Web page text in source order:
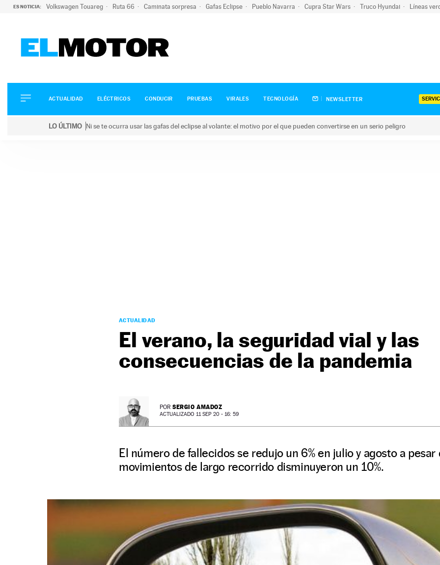
ES NOTICIA: Volkswagen Touareg Ruta 66 Caminata sorpresa Gafas Eclipse Pueblo Navarra Cupra Star Wars Truco Hyundai Líneas
ELÉCTRICOS
CONDUCIR
ACTUALIDAD ELÉCTRICOS CONDUCIR PRUEBAS VIRALES TECNOLOGÍA NEWSLETTER
LO ÚLTIMO Ni se te ocurra usar las gafas del eclipse al volante: el motivo por el que pueden convertirse en un serio peligro
ACTUALIDAD
El verano, la seguridad vial y las
consecuencias de la pandemia
POR SERGIO AMADOZ
ACTUALIZADO 11 SEP 20 - 16: 59
El número de fallecidos se redujo un 6% en julio y agosto a pesar
movimientos de largo recorrido disminuyeron un 10%.